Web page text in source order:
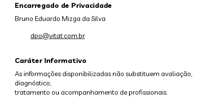
Caráter Informativo
As informações disponibilizadas não substituem avaliação,
diagnóstico,
tratamento ou acompanhamento de profissionais.
Encarregado de Privacidade
Bruno Eduardo Mizga da Silva
dpo@vitat.com.br